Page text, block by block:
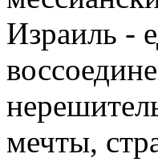
Израиль -
мечты,